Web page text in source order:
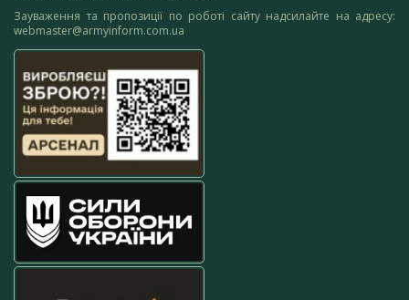
Зауваження та пропозиції по роботі сайту надсилайте на адресу:
webmaster@armyinform.com.ua